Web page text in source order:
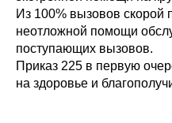
Из 100% вызовов скорой
неотложной помощи
поступающих вызовов.
Приказ 225 в первую
на здоровье и